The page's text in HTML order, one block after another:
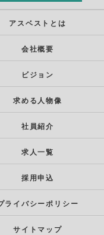
アスベストとは
会社概要
ビジョン
求める人物像
社員紹介
求人一覧
採用申込
ライバシーポリシー
サイトマップ